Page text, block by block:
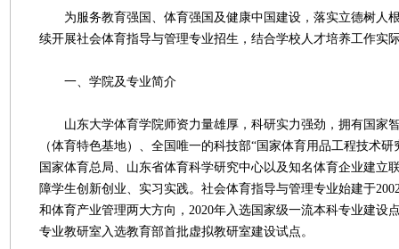
为服务教育强国、体育强国及健康中国建设，落实立德树人根
续开展社会体育指导与管理专业招生，结合学校人才培养工作实
一、学院及专业简介
山东大学体育学院师资力量雄厚，科研实力强劲，拥有国家
（体育特色基地）、全国唯一的科技部“国家体育用品工程技术
国家体育总局、山东省体育科学研究中心以及知名体育企业建立
障学生创新创业、实习实践。社会体育指导与管理专业始建于
和体育产业管理两大方向，2020年入选国家级一流本科专业建设
专业教研室入选教育部首批虚拟教研室建设试点。